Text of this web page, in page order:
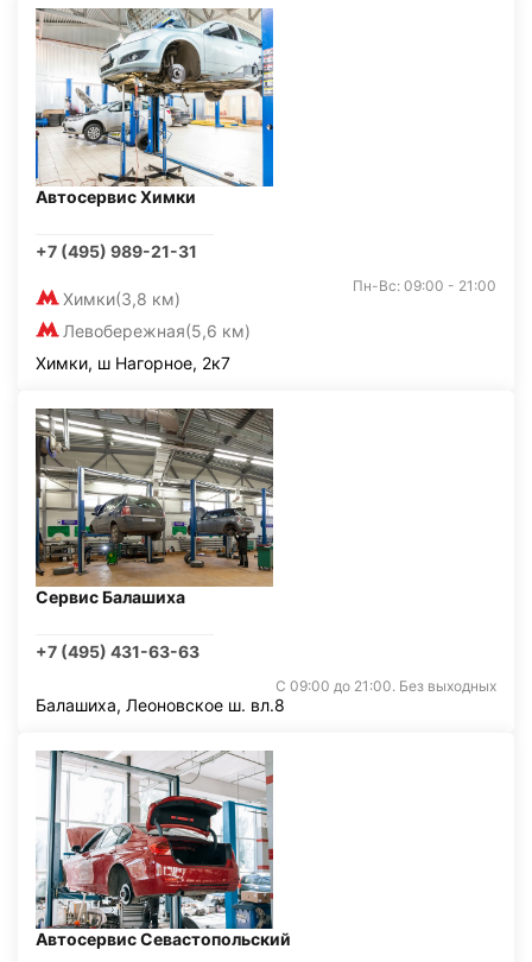
Автосервис Химки
+7 (495) 989-21-31
Химки(3,8 км)
Левобережная(5,6 км)
Пн-Вс: 09:00 - 21:00
Химки, ш Нагорное, 2к7
Сервис Балашиха
+7 (495) 431-63-63
С 09:00 до 21:00. Без выходных
Балашиха, Леоновское ш. вл.8
Автосервис Севастопольский